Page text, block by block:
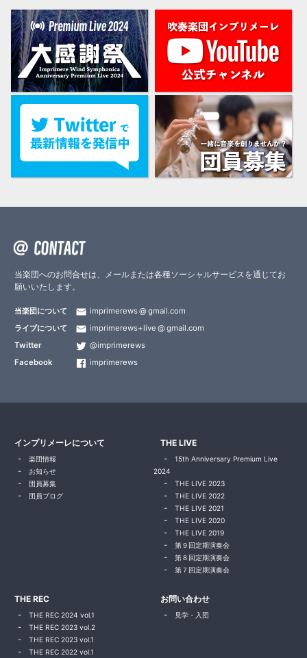
当楽団へのお問合せは、メールまたは各種ソーシャルサービスを通じてお
願いいたします。
当楽団について imprimerews
gmail.com
ライブについて
imprimerews+live
gmail.com
Twitter
@imprimerews
Facebook
imprimerews
インプリメーレについて
楽団情報
お知らせ
団員募集
団員ブログ
THE LIVE
15th Anniversary Premium Live
2024
THE LIVE 2023
THE LIVE 2022
THE LIVE 2021
THE LIVE 2020
THE LIVE 2019
第９回定期演奏会
第８回定期演奏会
第７回定期演奏会
THE REC
THE REC 2024 vol.1
THE REC 2023 vol.2
THE REC 2023 vol.1
THE REC 2022 vol.1
お問い合わせ
見学・入団